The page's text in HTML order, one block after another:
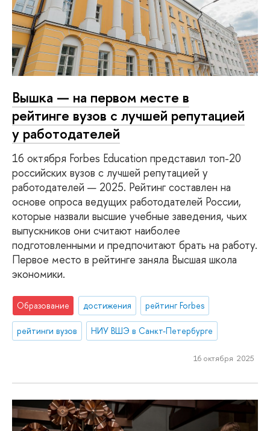
Вышка — на первом месте в
рейтинге вузов с лучшей репутацией
у работодателей
16 октября Forbes Education представил топ-20
российских вузов с лучшей репутацией у
работодателей — 2025. Рейтинг составлен на
основе опроса ведущих работодателей России,
которые назвали высшие учебные заведения, чьих
выпускников они считают наиболее
подготовленными и предпочитают брать на работу.
Первое место в рейтинге заняла Высшая школа
экономики.
Образование достижения рейтинг Forbes
рейтинги вузов НИУ ВШЭ в Санкт-Петербурге
16 октября 2025